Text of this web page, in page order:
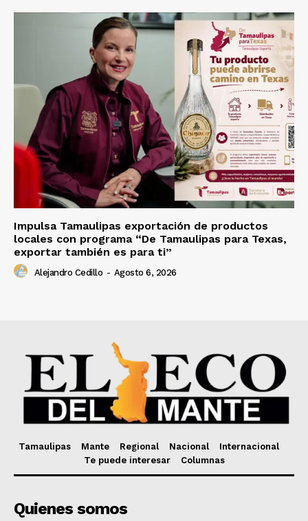
Impulsa Tamaulipas exportación de productos
locales con programa “De Tamaulipas para Texas,
exportar también es para ti”
Alejandro Cedillo - Agosto 6, 2026
Tamaulipas Mante Regional Nacional
Internacional
Te puede interesar
Columnas
Quienes somos